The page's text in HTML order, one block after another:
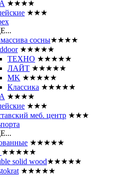
★★★★
★★★
сосны★★★★
★★★★★
ТЕХНО ★★★★★
ЛАЙТ ★★★★★
MK ★★★★★
Классика ★★★★★
★★★★
★★★
меб. центр ★★★
★★★★★
★★★★★
solid wood★★★★★
★★★★★